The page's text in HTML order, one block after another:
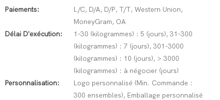
Paiements:
L/C, D/A, D/P, T/T, Western Union,
MoneyGram, OA
Délai D'exécution:
1-30 (kilogrammes) : 5 (jours), 31-300
(kilogrammes) : 7 (jours), 301-3000
(kilogrammes) : 10 (jours), > 3000
(kilogrammes) : à négocier (jours)
Personnalisation:
Logo personnalisé (Min. Commande :
300 ensembles), Emballage personnalisé